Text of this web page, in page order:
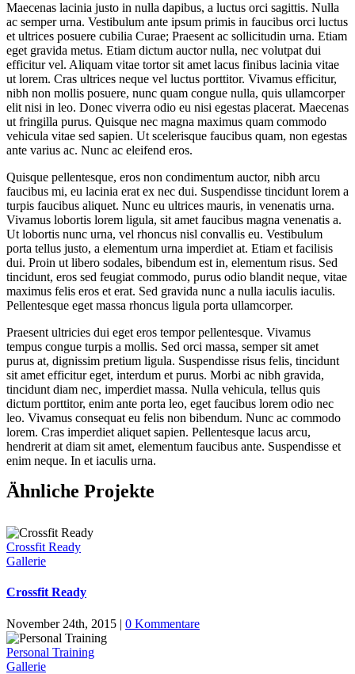
Maecenas lacinia justo in nulla dapibus, a luctus orci sagittis. Nulla
ac semper urna. Vestibulum ante ipsum primis in faucibus orci luctus
et ultrices posuere cubilia Curae; Praesent ac sollicitudin urna. Etiam
eget gravida metus. Etiam dictum auctor nulla, nec volutpat dui
efficitur vel. Aliquam vitae tortor sit amet lacus finibus lacinia vitae
ut lorem. Cras ultrices neque vel luctus porttitor. Vivamus efficitur,
nibh non mollis posuere, nunc quam congue nulla, quis ullamcorper
elit nisi in leo. Donec viverra odio eu nisi egestas placerat. Maecenas
ut fringilla purus. Quisque nec magna maximus quam commodo
vehicula vitae sed sapien. Ut scelerisque faucibus quam, non egestas
ante varius ac. Nunc ac eleifend eros.
Quisque pellentesque, eros non condimentum auctor, nibh arcu
faucibus mi, eu lacinia erat ex nec dui. Suspendisse tincidunt lorem a
turpis faucibus aliquet. Nunc eu ultrices mauris, in venenatis urna.
Vivamus lobortis lorem ligula, sit amet faucibus magna venenatis a.
Ut lobortis nunc urna, vel rhoncus nisl convallis eu. Vestibulum
porta tellus justo, a elementum urna imperdiet at. Etiam et facilisis
dui. Proin ut libero sodales, bibendum est in, elementum risus. Sed
tincidunt, eros sed feugiat commodo, purus odio blandit neque, vitae
maximus felis eros et erat. Sed gravida nunc a nulla iaculis iaculis.
Pellentesque eget massa rhoncus ligula porta ullamcorper.
Praesent ultricies dui eget eros tempor pellentesque. Vivamus
tempus congue turpis a mollis. Sed orci massa, semper sit amet
purus at, dignissim pretium ligula. Suspendisse risus felis, tincidunt
sit amet efficitur eget, interdum et purus. Morbi ac nibh gravida,
tincidunt diam nec, imperdiet massa. Nulla vehicula, tellus quis
dictum porttitor, enim ante porta leo, eget faucibus lorem odio nec
leo. Vivamus consequat eu felis non bibendum. Nunc ac commodo
lorem. Cras imperdiet aliquet sapien. Pellentesque lacus arcu,
hendrerit at diam sit amet, elementum faucibus ante. Suspendisse et
enim neque. In et iaculis urna.
Ähnliche Projekte
Crossfit Ready
Gallerie
Crossfit Ready
November 24th, 2015 | 0 Kommentare
Personal Training
Gallerie